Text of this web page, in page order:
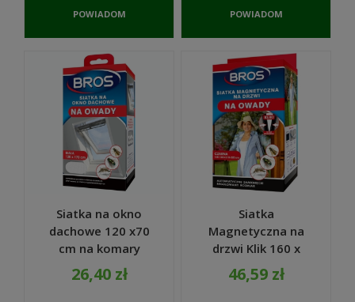
POWIADOM
DOSTĘPNOŚCI
POWIADOM
DOSTĘPNOŚCI
Siatka na okno
dachowe 120 x70
cm na komary
muchy biała - Bros
26,40 zł
Siatka
Magnetyczna na
drzwi Klik 160 x
220 cm czarna -
Bros
46,59 zł